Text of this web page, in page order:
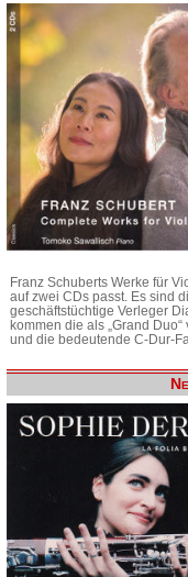
Franz Schuberts Werke für
auf zwei CDs passt. Es sind
geschäftstüchtige Verleger
kommen die als „Grand
und die bedeutende C-Dur-